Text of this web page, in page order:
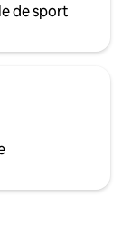
de sport